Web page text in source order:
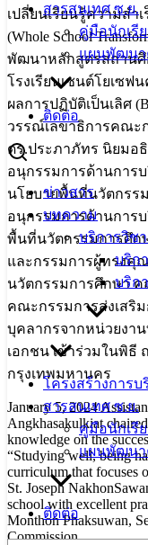
สารสนเทศ ซ.ย.
คู่มือนักเรี
แผนพัฒนา
ติดต่อ
ข่าวสาร
บทความ
บริการวิช
บริก
บริก
โครงสร้างการบ
สารสนเทศ ซ.ย.
คู่มือนักเรี
แผนพัฒนา
ติดต่อ
เปลี่ยนเรียนรู้ความสำ
(Whole School
พัฒนาหลักสูตรสถานศึ
โรงเรียน​เซนต์​โยเซฟ​
ผลการปฏิบัติเป็นเลิศ
วรรณ์เลขาธิการคณะ
ดร.ประภาภัทร นิยมอ
อนุกรรมการ​ด้านการ
นโยบายพื้นที่นวัตกรร
อนุกรรมการ​ด้านการ
พื้นที่นวัตกรรมการศึ
และกรรมการ​ผู้ทรง
นวัตกรรม​การศึกษา​
คณะกรรมการส่งเสริ
บุคลากรจากหน่วยงา
เอกชน เข้าร่วมในพิธี
กรุงเทพมหานคร
January 5, 2024
Angkhasakulkiat
knowledge on the
“Studying well, being
curriculum that focuses
St. Joseph
school with excellent
Monthon Phaksuwan,
Commission